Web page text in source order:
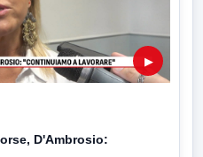
▶
D'Ambrosio: